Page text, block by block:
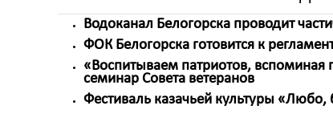
Водоканал Белогорска проводит
ФОК Белогорска готовится к
«Воспитываем патриотов, вспоминая
семинар Совета ветеранов
Фестиваль казачьей культуры «Любо,